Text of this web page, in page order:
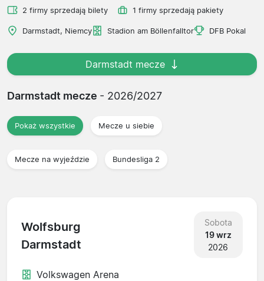
2 firmy sprzedają bilety 1 firmy sprzedają pakiety
Darmstadt, Niemcy Stadion am Böllenfalltor DFB Pokal
Darmstadt mecze
Darmstadt mecze - 2026/2027
Pokaż wszystkie Mecze u siebie
Mecze na wyjeździe Bundesliga 2
Wolfsburg
Darmstadt
Sobota
19 wrz
2026
Volkswagen Arena